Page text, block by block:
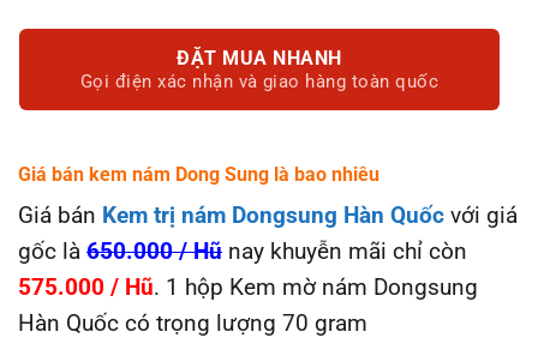
ĐẶT MUA NHANH
Gọi điện xác nhận và giao hàng toàn quốc
Giá bán kem nám Dong Sung là bao nhiêu
Giá bán Kem trị nám Dongsung Hàn Quốc với giá
gốc là 650.000 / Hũ nay khuyễn mãi chỉ còn
575.000 / Hũ. 1 hộp Kem mờ nám Dongsung
Hàn Quốc có trọng lượng 70 gram